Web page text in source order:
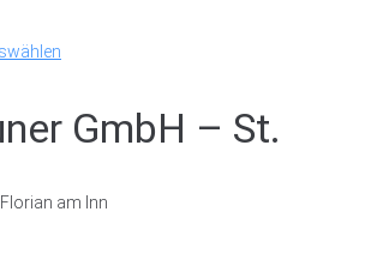
GmbH – St.
am Inn